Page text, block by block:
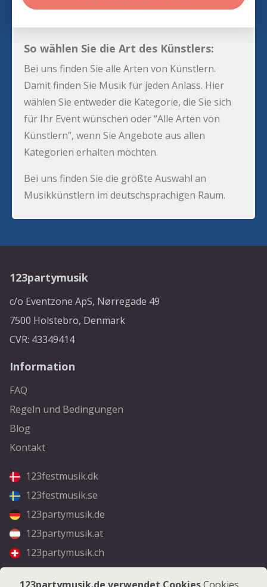
So wählen Sie die Art des Künstlers:
Bei uns finden Sie alle Arten von Künstlern.
Damit finden Sie Musik für jeden Anlass. Hier
wählen Sie entweder die Kategorie, die Sie sich
für Ihr Event wünschen oder “Alle Arten von
Künstlern”, wenn Sie Angebote aus allen
Kategorien erhalten möchten.
Bei uns finden Sie die größte Auswahl an
Musikkünstlern im deutschsprachigen Raum.
123partymusik
c/o Eventzone ApS, Nørregade 49
7500 Holstebro, Denmark
CVR: 43349414
Information
FAQ
Regeln und Bedingungen
Blog
Kontakt
123festmusik.dk
123festmusik.se
123partymusik.de
123partymusik.at
123partymusik.ch
Folgen Sie uns